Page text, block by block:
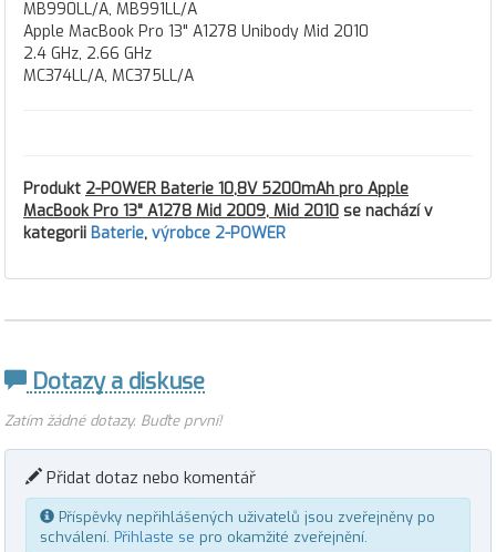
MB990LL/A, MB991LL/A
Apple MacBook Pro 13" A1278 Unibody Mid 2010
2.4 GHz, 2.66 GHz
MC374LL/A, MC375LL/A
Produkt 2-POWER Baterie 10,8V 5200mAh pro Apple
MacBook Pro 13" A1278 Mid 2009, Mid 2010 se nachází v
kategorii Baterie, výrobce 2-POWER
Dotazy a diskuse
Zatím žádné dotazy. Buďte první!
Přidat dotaz nebo komentář
Příspěvky nepřihlášených uživatelů jsou zveřejněny po
schválení. Přihlaste se pro okamžité zveřejnění.